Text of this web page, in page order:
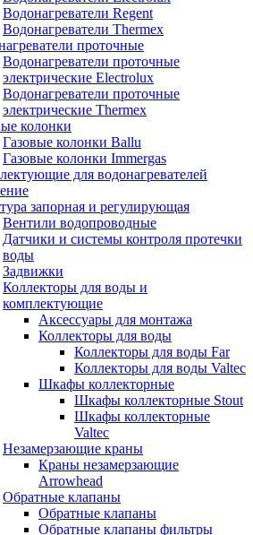
Водонагреватели Regent
Водонагреватели Thermex
проточные
Водонагреватели проточные
электрические Electrolux
Водонагреватели проточные
электрические Thermex
колонки
Газовые колонки Ballu
Газовые колонки Immergas
для водонагревателей
запорная и регулирующая
Вентили водопроводные
Датчики и системы контроля протечки
воды
Задвижки
Коллекторы для воды и
комплектующие
Аксессуары для монтажа
Коллекторы для воды
Коллекторы для воды Far
Коллекторы для воды Valtec
Шкафы коллекторные
Шкафы коллекторные Stout
Шкафы коллекторные
Valtec
Незамерзающие краны
Краны незамерзающие
Arrowhead
Обратные клапаны
Обратные клапаны
Обратные клапаны фильтры